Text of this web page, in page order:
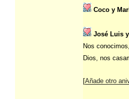
Coco y
José Luis
Nos
Dios, nos
[Añade otro